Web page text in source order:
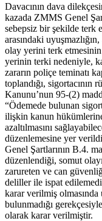
Davacının dava
kazada ZMMS Genel
sebepsiz bir şekilde terk
arasındaki
olay yerini terk etmesinin
yerinin terki nedeniyle,
zararın poliçe teminatı
toplandığı, sigortacının
Kanunu’nun 95-(2)
“Ödemede bulunan
ilişkin kanun hükümlerine
azaltılmasını
düzenlemesine yer
Genel Şartlarının B.4.
düzenlendiği, somut
zarureten ve can
deliller ile ispat
karar verilmiş olmasında
bulunmadığı
olarak karar verilmiştir.